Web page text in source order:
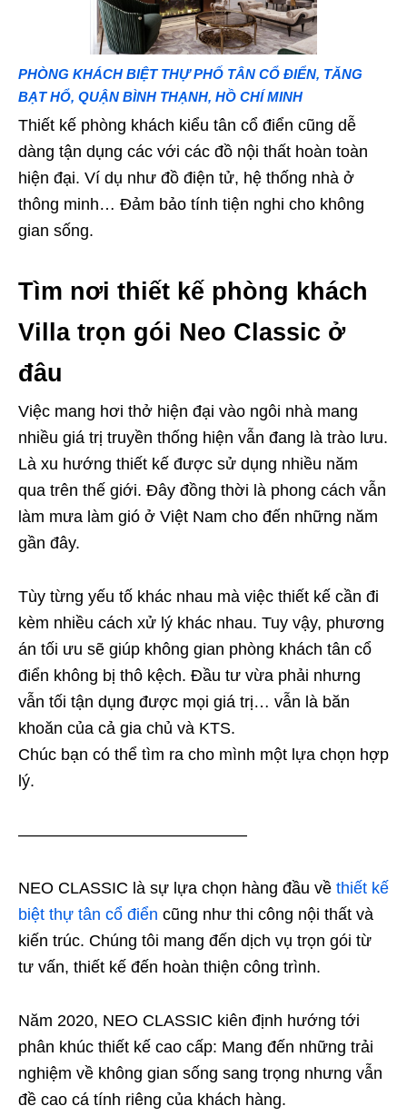
PHÒNG KHÁCH BIỆT THỰ PHỐ TÂN CỔ ĐIỂN, TĂNG
BẠT HỔ, QUẬN BÌNH THẠNH, HỒ CHÍ MINH
Thiết kế phòng khách kiểu tân cổ điển cũng dễ
dàng tận dụng các với các đồ nội thất hoàn toàn
hiện đại. Ví dụ như đồ điện tử, hệ thống nhà ở
thông minh… Đảm bảo tính tiện nghi cho không
gian sống.
Tìm nơi thiết kế phòng khách
Villa trọn gói Neo Classic ở
đâu
Việc mang hơi thở hiện đại vào ngôi nhà mang
nhiều giá trị truyền thống hiện vẫn đang là trào lưu.
Là xu hướng thiết kế được sử dụng nhiều năm
qua trên thế giới. Đây đồng thời là phong cách vẫn
làm mưa làm gió ở Việt Nam cho đến những năm
gần đây.
Tùy từng yếu tố khác nhau mà việc thiết kế cần đi
kèm nhiều cách xử lý khác nhau. Tuy vậy, phương
án tối ưu sẽ giúp không gian phòng khách tân cổ
điển không bị thô kệch. Đầu tư vừa phải nhưng
vẫn tối tận dụng được mọi giá trị… vẫn là băn
khoăn của cả gia chủ và KTS.
Chúc bạn có thể tìm ra cho mình một lựa chọn hợp
lý.
——————————————
NEO CLASSIC là sự lựa chọn hàng đầu về thiết kế
biệt thự tân cổ điển cũng như thi công nội thất và
kiến trúc. Chúng tôi mang đến dịch vụ trọn gói từ
tư vấn, thiết kế đến hoàn thiện công trình.
Năm 2020, NEO CLASSIC kiên định hướng tới
phân khúc thiết kế cao cấp: Mang đến những trải
nghiệm về không gian sống sang trọng nhưng vẫn
đề cao cá tính riêng của khách hàng.